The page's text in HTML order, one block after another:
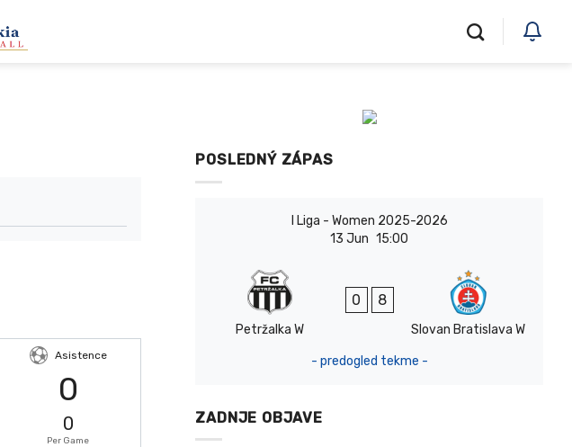
Asistence
0
0
Per Game
POSLEDNÝ ZÁPAS
I Liga - Women 2025-2026
13 Jun 15:00
Petržalka W
0 8
Slovan Bratislava W
- predogled tekme -
ZADNJE OBJAVE